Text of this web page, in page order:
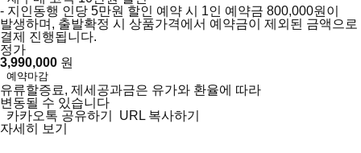
- 지인동행 인당 5만원 할인 예약 시 1인 예약금 800,000원이
발생하며, 출발확정 시 상품가격에서 예약금이 제외된 금액으로
결제 진행됩니다.
정가
3,990,000 원
예약마감
유류할증료, 제세공과금은 유가와 환율에 따라
변동될 수 있습니다
카카오톡 공유하기
URL 복사하기
자세히 보기